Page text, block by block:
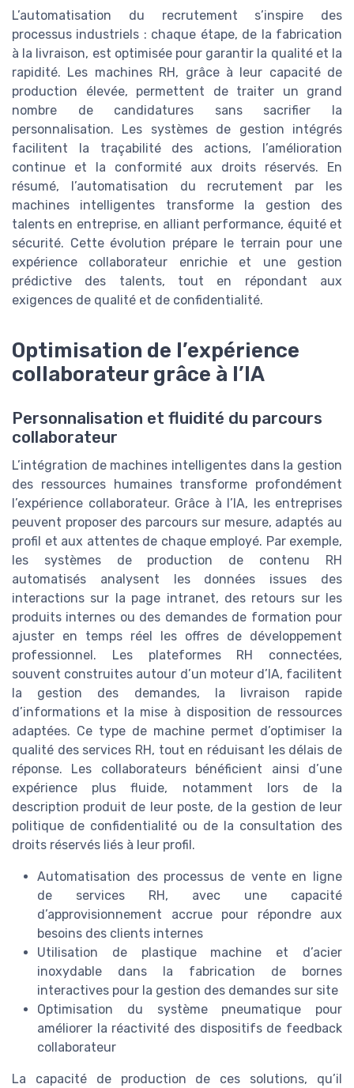
L’automatisation du recrutement s’inspire des
processus industriels : chaque étape, de la fabrication
à la livraison, est optimisée pour garantir la qualité et la
rapidité. Les machines RH, grâce à leur capacité de
production élevée, permettent de traiter un grand
nombre de candidatures sans sacrifier la
personnalisation. Les systèmes de gestion intégrés
facilitent la traçabilité des actions, l’amélioration
continue et la conformité aux droits réservés. En
résumé, l’automatisation du recrutement par les
machines intelligentes transforme la gestion des
talents en entreprise, en alliant performance, équité et
sécurité. Cette évolution prépare le terrain pour une
expérience collaborateur enrichie et une gestion
prédictive des talents, tout en répondant aux
exigences de qualité et de confidentialité.
Optimisation de l’expérience
collaborateur grâce à l’IA
Personnalisation et fluidité du parcours
collaborateur
L’intégration de machines intelligentes dans la gestion
des ressources humaines transforme profondément
l’expérience collaborateur. Grâce à l’IA, les entreprises
peuvent proposer des parcours sur mesure, adaptés au
profil et aux attentes de chaque employé. Par exemple,
les systèmes de production de contenu RH
automatisés analysent les données issues des
interactions sur la page intranet, des retours sur les
produits internes ou des demandes de formation pour
ajuster en temps réel les offres de développement
professionnel. Les plateformes RH connectées,
souvent construites autour d’un moteur d’IA, facilitent
la gestion des demandes, la livraison rapide
d’informations et la mise à disposition de ressources
adaptées. Ce type de machine permet d’optimiser la
qualité des services RH, tout en réduisant les délais de
réponse. Les collaborateurs bénéficient ainsi d’une
expérience plus fluide, notamment lors de la
description produit de leur poste, de la gestion de leur
politique de confidentialité ou de la consultation des
droits réservés liés à leur profil.
Automatisation des processus de vente en ligne
de services RH, avec une capacité
d’approvisionnement accrue pour répondre aux
besoins des clients internes
Utilisation de plastique machine et d’acier
inoxydable dans la fabrication de bornes
interactives pour la gestion des demandes sur site
Optimisation du système pneumatique pour
améliorer la réactivité des dispositifs de feedback
collaborateur
La capacité de production de ces solutions, qu’il